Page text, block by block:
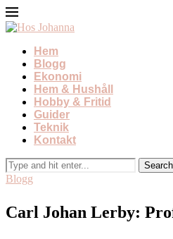
Hem
Blogg
Ekonomi
Hem & Hushåll
Hobby & Fritid
Guider
Teknik
Kontakt
Blogg
Carl Johan Lerby: